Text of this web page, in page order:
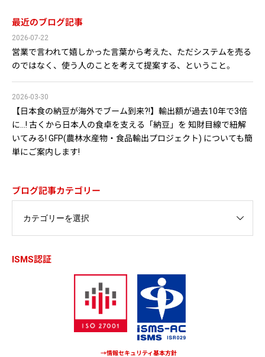
最近のブログ記事
営業で言われて嬉しかった言葉から考えた、ただシステムを売る
のではなく、使う人のことを考えて提案する、ということ。
2026-07-22
【日本食の納豆が海外でブーム到来?!】輸出額が過去10年で3倍
に…! 古くから日本人の食卓を支える「納豆」を 知財目線で紐解
いてみる! GFP(農林水産物・食品輸出プロジェクト) についても簡
単にご案内します!
2026-03-30
ブログ記事カテゴリー
ISMS認証
→情報セキュリティ基本方針